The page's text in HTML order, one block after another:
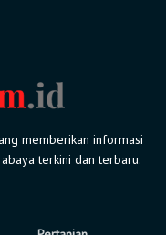
memberikan informasi
terkini dan terbaru.